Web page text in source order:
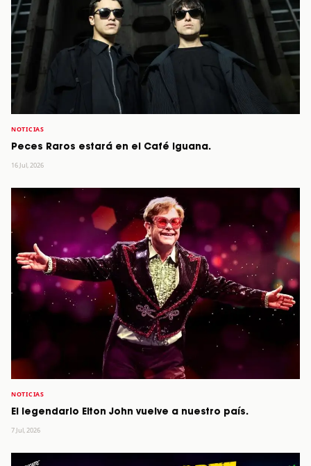
NOTICIAS
Peces Raros estará en el Café Iguana.
16 Jul, 2026
NOTICIAS
El legendario Elton John vuelve a nuestro país.
7 Jul, 2026